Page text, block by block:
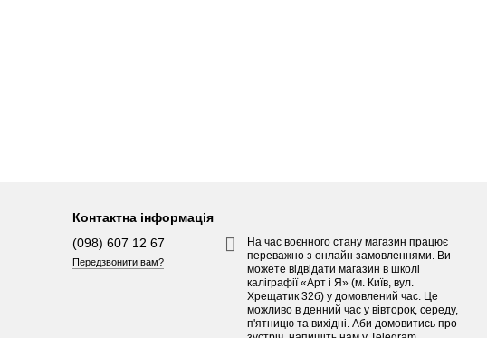
Контактна інформація
(098) 607 12 67
Передзвонити вам?
На час воєнного стану магазин працює
переважно з онлайн замовленнями. Ви
можете відвідати магазин в школі
каліграфії «Арт і Я» (м. Київ, вул.
Хрещатик 32б) у домовлений час. Це
можливо в денний час у вівторок, середу,
п'ятницю та вихідні. Аби домовитись про